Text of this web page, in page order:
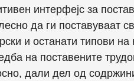
интерфејс за
да ги поставуваат
и останати типови
на поставените
дали дел од